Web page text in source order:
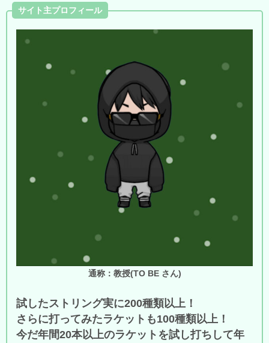
サイト主プロフィール
通称：教授(TO BE さん)
試したストリング実に200種類以上！
さらに打ってみたラケットも100種類以上！
今だ年間20本以上のラケットを試し打ちして年